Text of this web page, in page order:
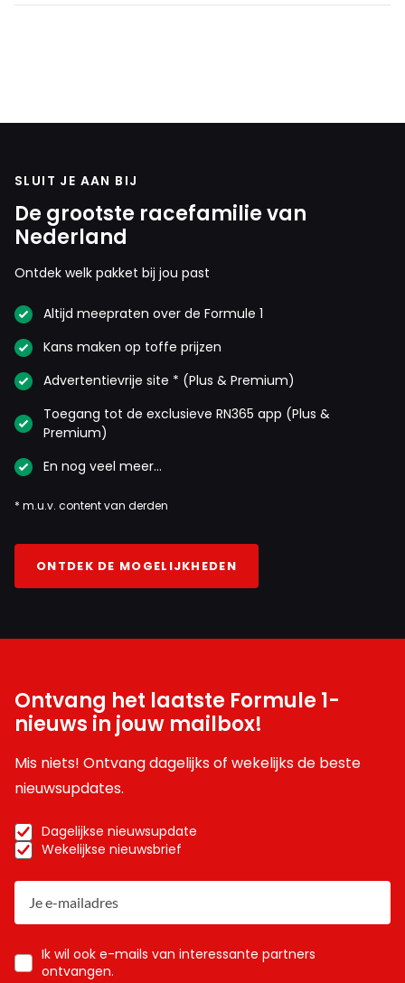
SLUIT JE AAN BIJ
De grootste racefamilie van
Nederland
Ontdek welk pakket bij jou past
Altijd meepraten over de Formule 1
Kans maken op toffe prijzen
Advertentievrije site * (Plus & Premium)
Toegang tot de exclusieve RN365 app (Plus &
Premium)
En nog veel meer…
* m.u.v. content van derden
ONTDEK DE MOGELIJKHEDEN
Ontvang het laatste Formule 1-
nieuws in jouw mailbox!
Mis niets! Ontvang dagelijks of wekelijks de beste
nieuwsupdates.
Dagelijkse nieuwsupdate
Wekelijkse nieuwsbrief
Ik wil ook e-mails van interessante partners
ontvangen.